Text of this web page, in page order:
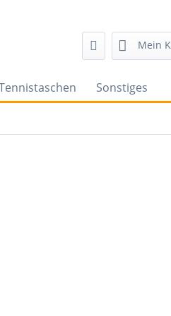
Mein
Sonstiges